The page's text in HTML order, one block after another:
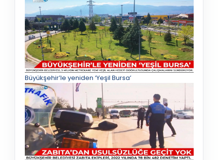
Büyükşehir’le yeniden ‘Yeşil Bursa’